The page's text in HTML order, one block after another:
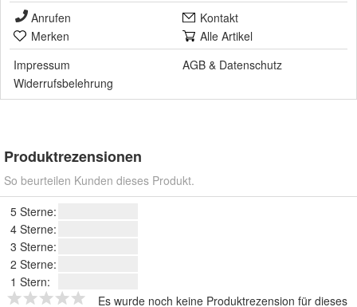
Anrufen
Kontakt
Merken
Alle Artikel
Impressum
AGB & Datenschutz
Widerrufsbelehrung
Produktrezensionen
So beurteilen Kunden dieses Produkt.
5 Sterne:
4 Sterne:
3 Sterne:
2 Sterne:
1 Stern:
Es wurde noch keine Produktrezension für dieses